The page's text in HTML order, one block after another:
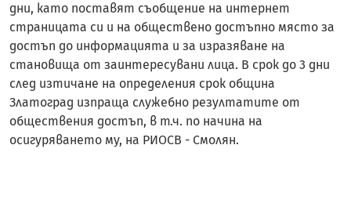
дни, като поставят съобщение на интернет
страницата си и на обществено достъпно място за
достъп до информацията и за изразяване на
становища от заинтересувани лица. В срок до 3 дни
след изтичане на определения срок община
Златоград изпраща служебно резултатите от
обществения достъп, в т.ч. по начина на
осигуряването му, на РИОСВ - Смолян.